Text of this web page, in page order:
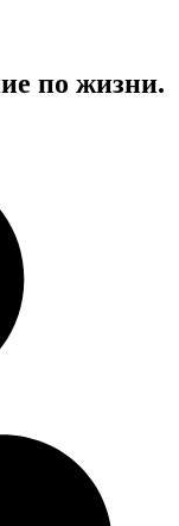
по жизни.